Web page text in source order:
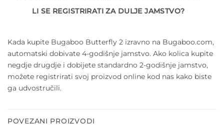
LI SE REGISTRIRATI ZA DULJE JAMSTVO?
Kada kupite Bugaboo Butterfly 2 izravno na Bugaboo.com,
automatski dobivate 4-godišnje jamstvo. Ako kolica kupite
negdje drugdje i dobijete standardno 2-godišnje jamstvo,
možete registrirati svoj proizvod online kod nas kako biste
ga udvostručili.
POVEZANI PROIZVODI